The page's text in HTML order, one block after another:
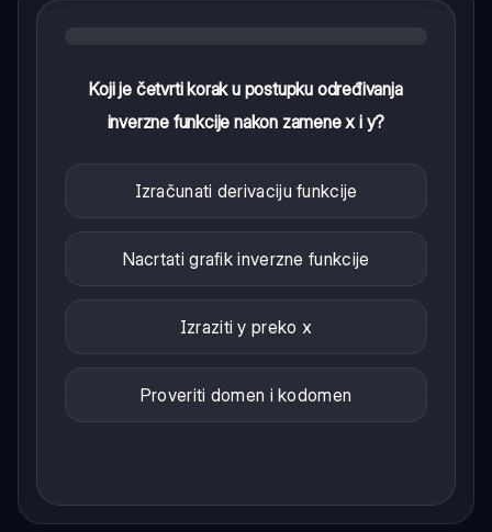
Koji je četvrti korak u postupku određivanja
inverzne funkcije nakon zamene x i y?
Izračunati derivaciju funkcije
Nacrtati grafik inverzne funkcije
Izraziti y preko x
Proveriti domen i kodomen